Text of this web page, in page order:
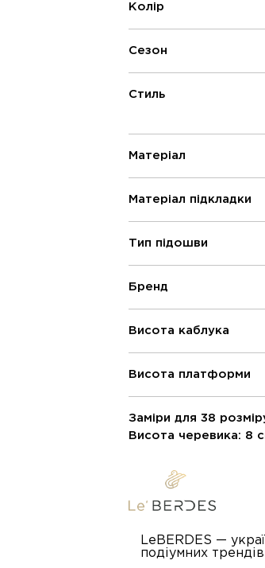
Колір
Сезон
Стиль
Матеріал
Матеріал підкладки
Тип підошви
Бренд
Висота каблука
Висота платформи
Заміри для 38
Висота черевика: 8
LeBERDES —
подіумних